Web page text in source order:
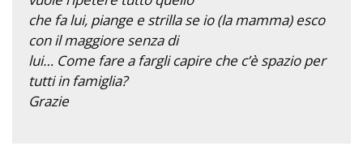
che fa lui, piange e strilla se io (la mamma) esco
con il maggiore senza di
lui… Come fare a fargli capire che c’è spazio per
tutti in famiglia?
Grazie